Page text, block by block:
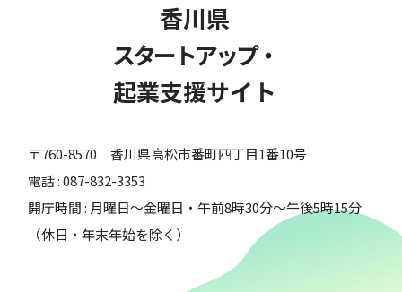
香川県
スタートアップ・
起業支援サイト
〒760-8570 香川県高松市番町四丁目1番10号
電話 : 087-832-3353
開庁時間 : 月曜日～金曜日・午前8時30分～午後5時15分
（休日・年末年始を除く）